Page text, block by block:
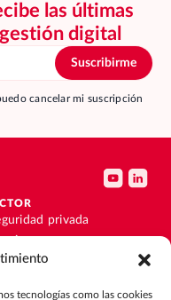
tecnologías como las cookies
las últimas
digital
cancelar mi suscripción
privada